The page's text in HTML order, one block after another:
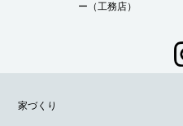
ー（工務店）
家づくり